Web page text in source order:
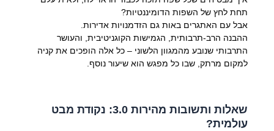
תחת לחץ של השפות הדומיננטיות?
אבל עם האתגרים באות גם הזדמנויות אדירות.
ההבנה הרב-תרבותית, הגמישות הקוגניטיבית, והעושר
התרבותי שנובע מהמגוון הלשוני – כל אלה הופכים את קניה
למקום מרתק, שבו כל מפגש הוא שיעור נוסף.
שאלות ותשובות מהירות 3.0: נקודת מבט
עולמית?